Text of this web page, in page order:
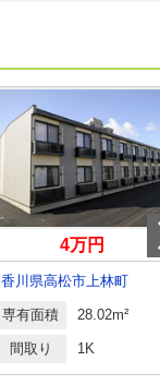
4万円
香川県高松市上林町
専有面積 28.02m²
間取り 1K